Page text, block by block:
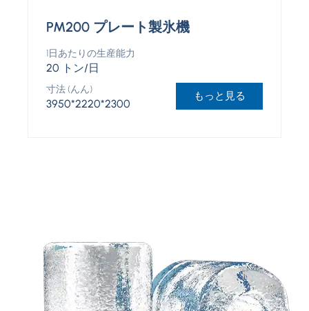
PM200 プレート製氷機
1日あたりの生産能力
20 トン/日
寸法 (んん)
3950*2220*2300
もっと見る